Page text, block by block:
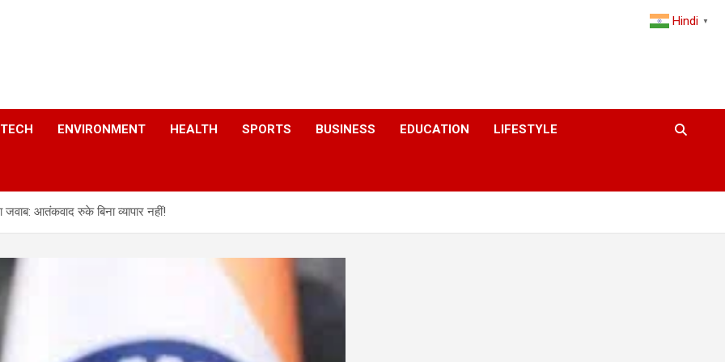
TECH ENVIRONMENT HEALTH SPORTS BUSINESS EDUCATION LIFESTYLE
आतंकवाद रुके बिना व्यापार नहीं!
Hindi ▼